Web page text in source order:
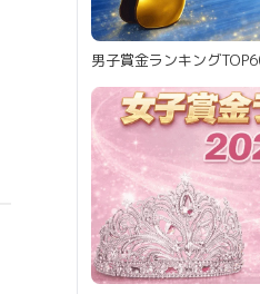
男子賞金ランキング